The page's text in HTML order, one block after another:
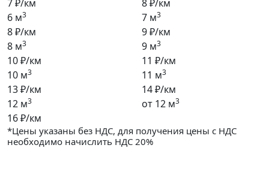
7 ₽/км
8 ₽/км
6 м3
8 ₽/км
7 м3
9 ₽/км
8 м3
10 ₽/км
9 м3
11 ₽/км
10 м3
13 ₽/км
11 м3
14 ₽/км
12 м3
16 ₽/км
от 12 м3
*Цены указаны без НДС, для получения цены с НДС
необходимо начислить НДС 20%